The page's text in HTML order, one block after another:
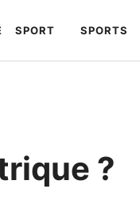
SPORT SPORTS
?